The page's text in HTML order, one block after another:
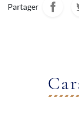
Partager